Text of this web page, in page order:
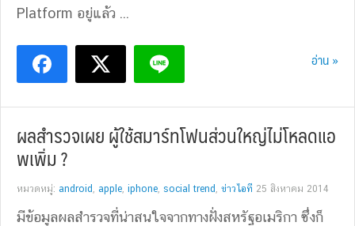
Platform อยู่แล้ว ...
อ่าน »
ผลสำรวจเผย ผู้ใช้สมาร์ทโฟนส่วนใหญ่ไม่โหลดแอ
พเพิ่ม ?
หมวดหมู่: android , apple, iphone, social trend , ข่าวไอที 25 สิงหาคม 2014
มีข้อมูลผลสำรวจที่น่าสนใจจากทางฝั่งสหรัฐอเมริกา ซึ่งก็